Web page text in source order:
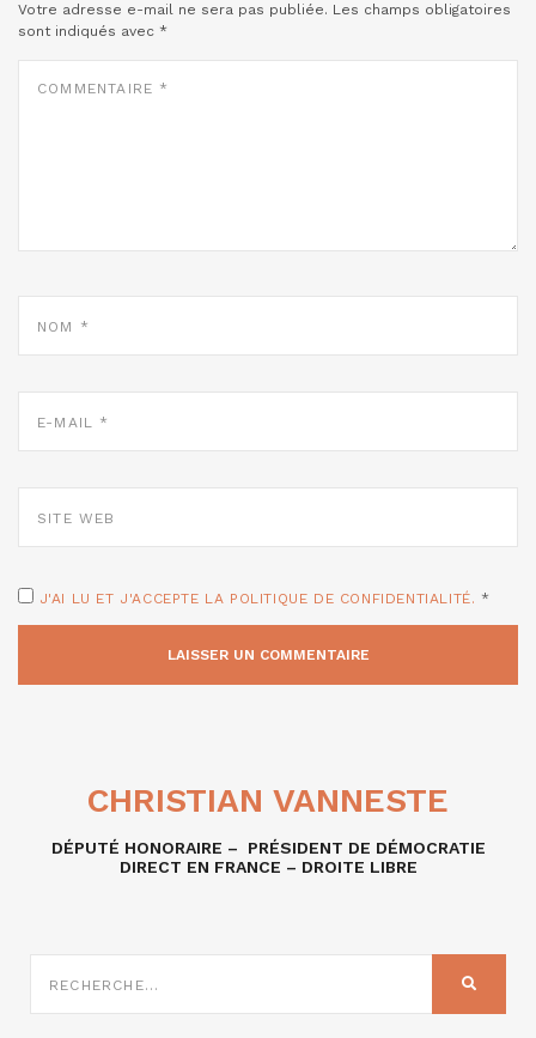
Votre adresse e-mail ne sera pas publiée. Les champs obligatoires
sont indiqués avec *
MAIL
WEB
J'AI LU ET J'ACCEPTE LA POLITIQUE DE CONFIDENTIALITÉ. *
CHRISTIAN VANNESTE
DÉPUTÉ HONORAIRE – PRÉSIDENT DE DÉMOCRATIE
DIRECT EN FRANCE – DROITE LIBRE
SUR